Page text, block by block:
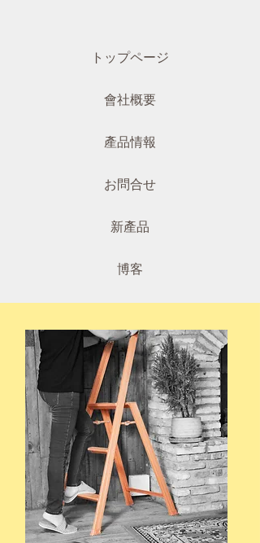
トップページ
會社概要
產品情報
お問合せ
新產品
博客